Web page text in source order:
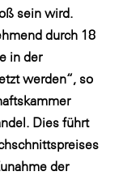
sein wird.
durch 18
in der
werden“, so
Dies führt
der